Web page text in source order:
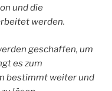
und die
werden.
geschaffen, um
es zum
bestimmt weiter und